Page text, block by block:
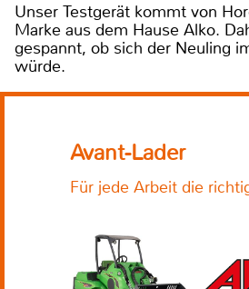
Unser Testgerät kommt von
Marke aus dem Hause Alko.
gespannt, ob sich der Neuling
würde.
Avant-Lader
Für jede Arbeit die